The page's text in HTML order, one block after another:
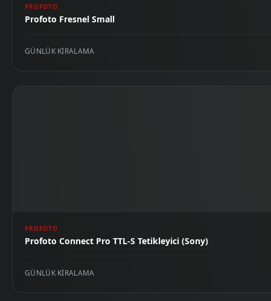
PROFOTO
Profoto Fresnel Small
GÜNLÜK KIRALAMA
PROFOTO
Profoto Connect Pro TTL-S Tetikleyici (Sony)
GÜNLÜK KIRALAMA